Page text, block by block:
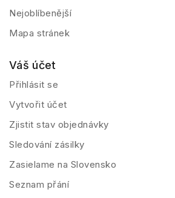
Nejoblíbenější
Mapa stránek
Váš účet
Přihlásit se
Vytvořit účet
Zjistit stav objednávky
Sledování zásilky
Zasielame na Slovensko
Seznam přání